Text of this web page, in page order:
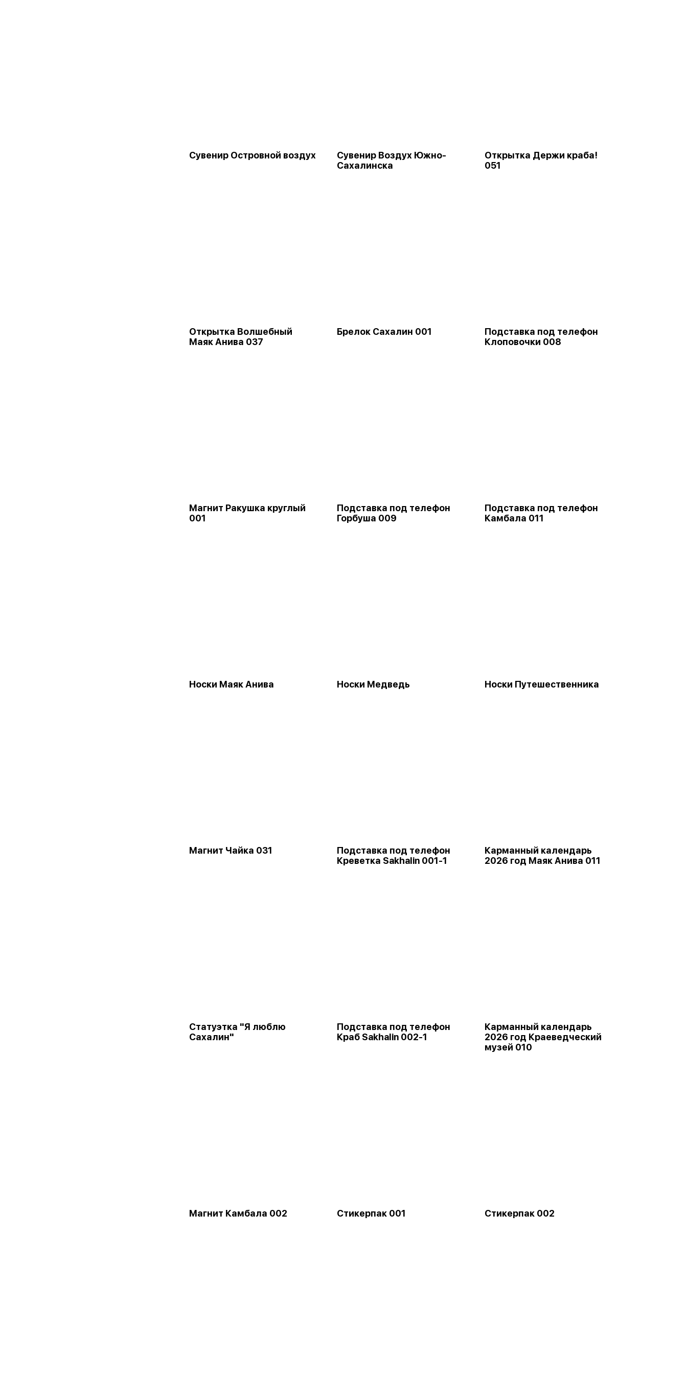
Сувенир Островной воздух
Сувенир Воздух Южно-
Сахалинска
Открытка Держи краба!
051
Открытка Волшебный
Маяк Анива 037
Брелок Сахалин 001
Подставка под телефон
Клоповочки 008
Магнит Ракушка круглый
001
Подставка под телефон
Горбуша 009
Подставка под телефон
Камбала 011
Носки Маяк Анива Носки Медведь Носки Путешественника
Магнит Чайка 031
Подставка под телефон
Креветка Sakhalin 001-1
Карманный календарь
2026 год Маяк Анива 011
Статуэтка "Я люблю
Сахалин"
Подставка под телефон
Краб Sakhalin 002-1
Карманный календарь
2026 год Краеведческий
музей 010
Магнит Камбала 002 Стикерпак 001 Стикерпак 002